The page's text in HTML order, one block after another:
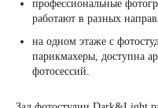
профессиональные
работают в разных
на одном этаже с
парикмахеры, доступна
фотосессий.